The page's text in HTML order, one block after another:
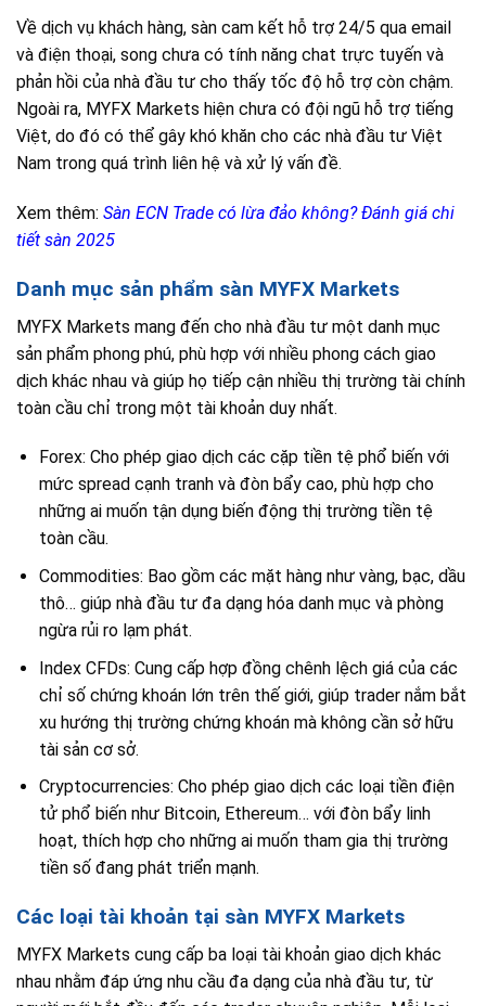
Về dịch vụ khách hàng, sàn cam kết hỗ trợ 24/5 qua email
và điện thoại, song chưa có tính năng chat trực tuyến và
phản hồi của nhà đầu tư cho thấy tốc độ hỗ trợ còn chậm.
Ngoài ra, MYFX Markets hiện chưa có đội ngũ hỗ trợ tiếng
Việt, do đó có thể gây khó khăn cho các nhà đầu tư Việt
Nam trong quá trình liên hệ và xử lý vấn đề.
Xem thêm: Sàn ECN Trade có lừa đảo không? Đánh giá chi
tiết sàn 2025
Danh mục sản phẩm sàn MYFX Markets
MYFX Markets mang đến cho nhà đầu tư một danh mục
sản phẩm phong phú, phù hợp với nhiều phong cách giao
dịch khác nhau và giúp họ tiếp cận nhiều thị trường tài chính
toàn cầu chỉ trong một tài khoản duy nhất.
Forex: Cho phép giao dịch các cặp tiền tệ phổ biến với
mức spread cạnh tranh và đòn bẩy cao, phù hợp cho
những ai muốn tận dụng biến động thị trường tiền tệ
toàn cầu.
Commodities: Bao gồm các mặt hàng như vàng, bạc, dầu
thô… giúp nhà đầu tư đa dạng hóa danh mục và phòng
ngừa rủi ro lạm phát.
Index CFDs: Cung cấp hợp đồng chênh lệch giá của các
chỉ số chứng khoán lớn trên thế giới, giúp trader nắm bắt
xu hướng thị trường chứng khoán mà không cần sở hữu
tài sản cơ sở.
Cryptocurrencies: Cho phép giao dịch các loại tiền điện
tử phổ biến như Bitcoin, Ethereum… với đòn bẩy linh
hoạt, thích hợp cho những ai muốn tham gia thị trường
tiền số đang phát triển mạnh.
Các loại tài khoản tại sàn MYFX Markets
MYFX Markets cung cấp ba loại tài khoản giao dịch khác
nhau nhằm đáp ứng nhu cầu đa dạng của nhà đầu tư, từ